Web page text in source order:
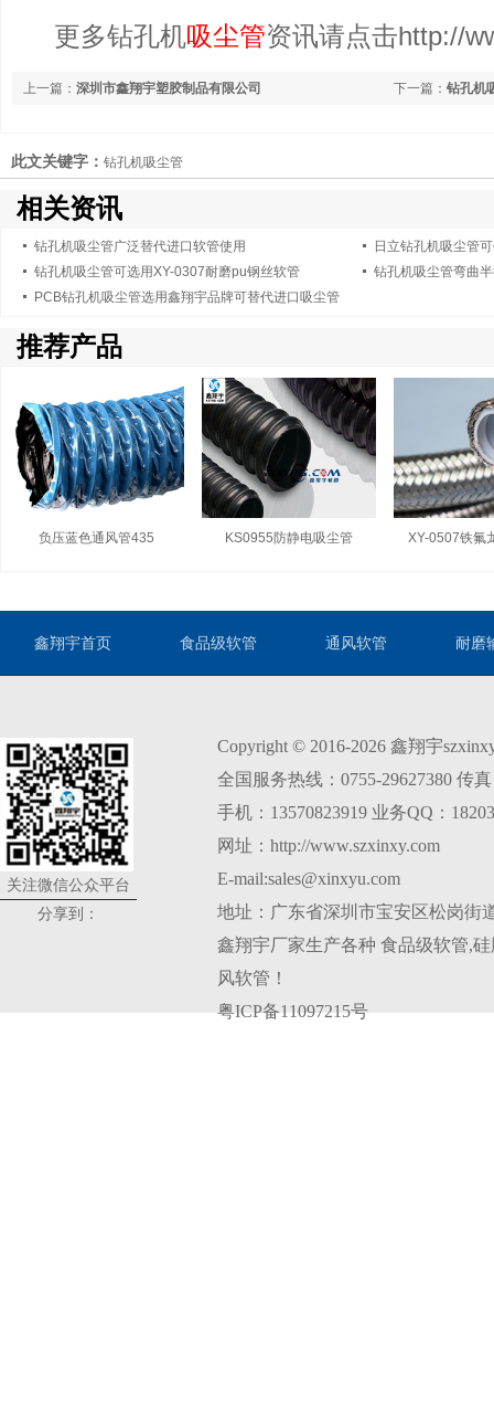
更多钻孔机吸尘管资讯请点击http://
下一篇： 钻孔机
上一篇： 深圳市鑫翔宇塑胶制品有限公司
此文关键字： 钻孔机吸尘管
相关资讯
钻孔机吸尘管广泛替代进口软管使用
日立钻孔机吸尘管
钻孔机吸尘管可选用XY-0307耐磨pu钢丝软管
钻孔机吸尘管弯曲
PCB钻孔机吸尘管选用鑫翔宇品牌可替代进口吸尘管
推荐产品
负压蓝色通风管435 KS0955防静电吸尘管 XY-0507铁氟
鑫翔宇首页 食品级软管 通风软管 耐磨
关注微信公众平台
分享到：
Copyright © 2016-2026 鑫翔宇
全国服务热线：0755-29627380 传
手机：13570823919 业务QQ：
网址：http://www.szxinxy.com
E-mail:sales@xinxyu.com
地址：广东省深圳市宝安区松岗街
鑫翔宇厂家生产各种 食品级软管,
风软管 ！
粤ICP备11097215号